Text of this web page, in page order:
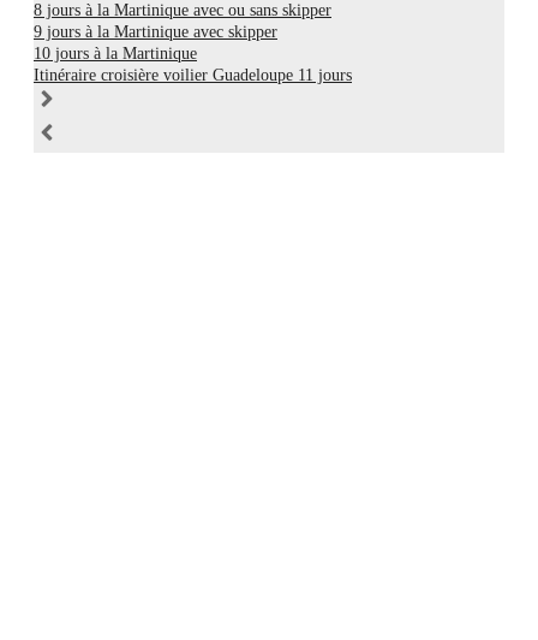
8 jours à la Martinique avec ou sans skipper
9 jours à la Martinique avec skipper
10 jours à la Martinique
Itinéraire croisière voilier Guadeloupe 11 jours